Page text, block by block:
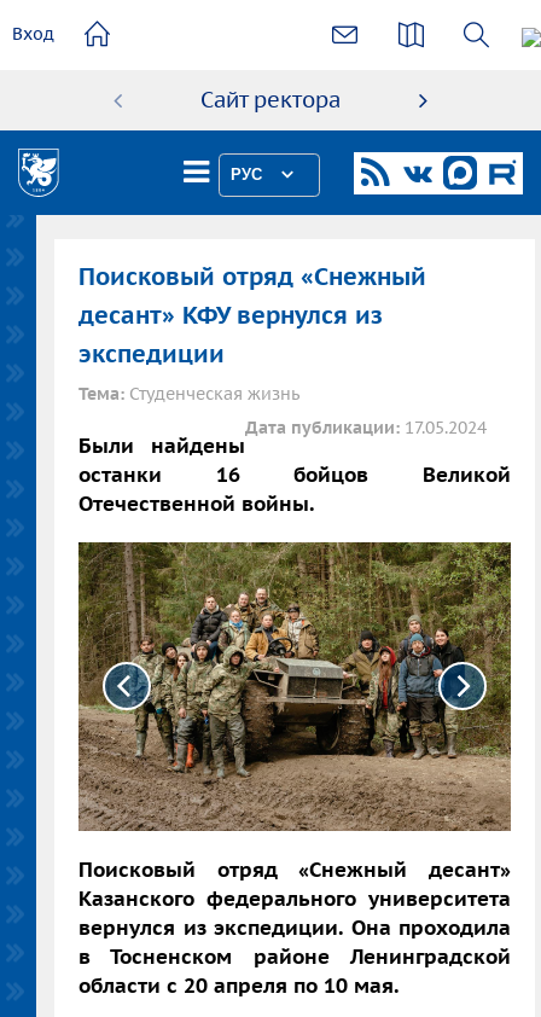
содержанию
Вход
Сайт ректора
РУС
Поисковый отряд «Снежный
десант» КФУ вернулся из
экспедиции
Тема: Студенческая жизнь
Дата публикации: 17.05.2024
Были найдены
останки 16 бойцов Великой
Отечественной войны.
Поисковый отряд «Снежный десант»
Казанского федерального университета
вернулся из экспедиции. Она проходила
в Тосненском районе Ленинградской
области с 20 апреля по 10 мая.